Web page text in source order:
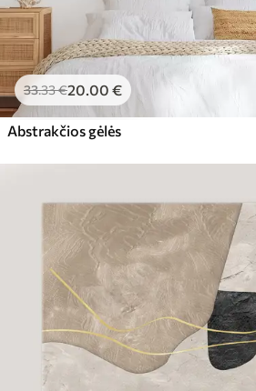
33.33€20.00 €
Abstrakčios gėlės